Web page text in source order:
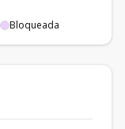
Bloqueada